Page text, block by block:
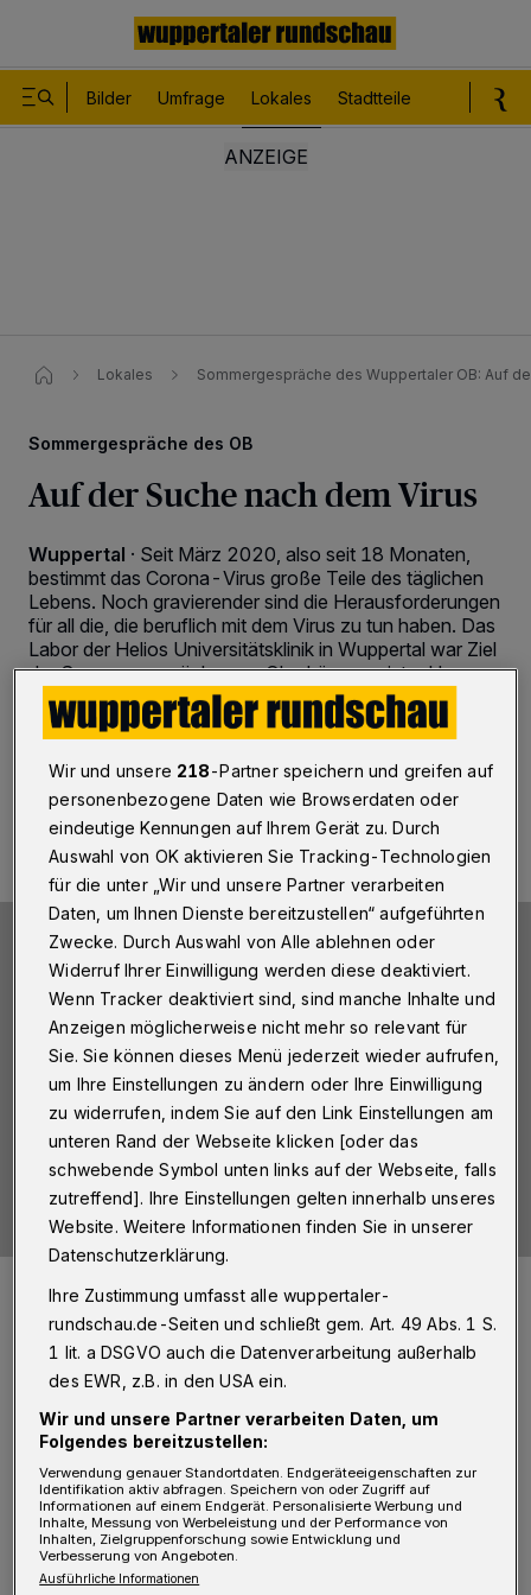
Bilder Umfrage Lokales Stadtteile
Lokales Sommergespräche des Wuppertaler OB: Auf
Sommergespräche des OB
Auf der Suche nach dem Virus
Wuppertal · Seit März 2020, also seit 18 Monaten,
bestimmt das Corona-Virus große Teile des täglichen
Lebens. Noch gravierender sind die Herausforderungen
für all die, die beruflich mit dem Virus zu tun haben. Das
Labor der Helios Universitätsklinik in Wuppertal war Ziel
der Sommergespräche von Oberbürgermeister Uwe
Schneidewind.
02.09.2021 , 13:44 Uhr 2 Minuten Lesezeit
icons">Camera icons created by Ilham Fitrotul Hayat - Flaticon
Foto: Ilham Fitrotul Hayat - Flaticon
I m Labor des HUKW können täglich weit
über 1.000 Proben auf das Corona-Virus
analysiert werden, gesamthaft wurden bisher
über 300.000 PCR-Tests durchgeführt. Die
Wir und unsere 218-Partner speichern und greifen auf
personenbezogene Daten wie Browserdaten oder
eindeutige Kennungen auf Ihrem Gerät zu. Durch
Auswahl von OK aktivieren Sie Tracking-Technologien
für die unter „Wir und unsere Partner verarbeiten
Daten, um Ihnen Dienste bereitzustellen“ aufgeführten
Zwecke. Durch Auswahl von Alle ablehnen oder
Widerruf Ihrer Einwilligung werden diese deaktiviert.
Wenn Tracker deaktiviert sind, sind manche Inhalte und
Anzeigen möglicherweise nicht mehr so relevant für
Sie. Sie können dieses Menü jederzeit wieder aufrufen,
um Ihre Einstellungen zu ändern oder Ihre Einwilligung
zu widerrufen, indem Sie auf den Link Einstellungen am
unteren Rand der Webseite klicken [oder das
schwebende Symbol unten links auf der Webseite, falls
zutreffend]. Ihre Einstellungen gelten innerhalb unseres
Website. Weitere Informationen finden Sie in unserer
Datenschutzerklärung.
Ihre Zustimmung umfasst alle wuppertaler-
rundschau.de-Seiten und schließt gem. Art. 49 Abs. 1 S.
1 lit. a DSGVO auch die Datenverarbeitung außerhalb
des EWR, z.B. in den USA ein.
Wir und unsere Partner verarbeiten Daten, um
Folgendes bereitzustellen:
Verwendung genauer Standortdaten. Endgeräteeigenschaften zur
Identifikation aktiv abfragen. Speichern von oder Zugriff auf
Informationen auf einem Endgerät. Personalisierte Werbung und
Inhalte, Messung von Werbeleistung und der Performance von
Inhalten, Zielgruppenforschung sowie Entwicklung und
Verbesserung von Angeboten.
Ausführliche Informationen